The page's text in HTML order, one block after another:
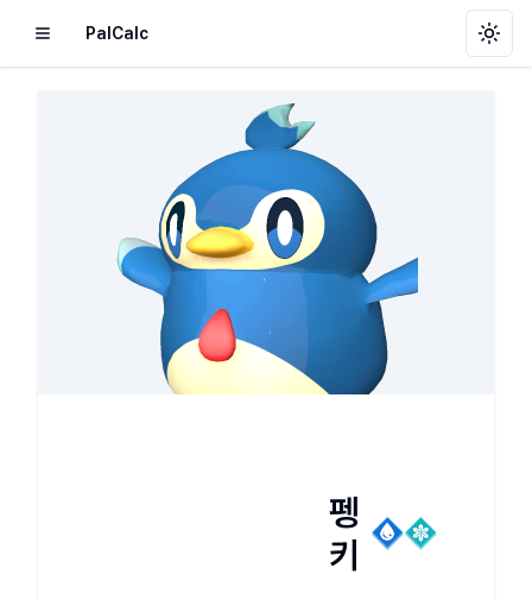
PalCalc
펭
키